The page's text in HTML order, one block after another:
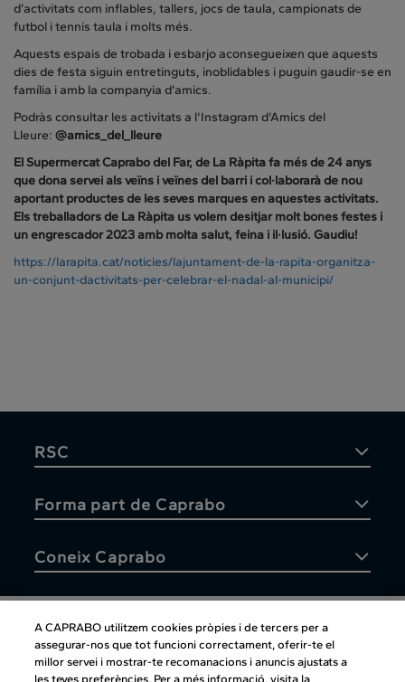
d’activitats com inflables, tallers, jocs de taula, campionats de
futbol i tennis taula i molts més.
Aquests espais de trobada i esbarjo aconsegueixen que aquests
dies de festa siguin entretinguts, inoblidables i puguin gaudir-se en
família i amb la companyia d’amics.
Podràs consultar les activitats a l'Instagram d'Amics del
Lleure: @amics_del_lleure
El Supermercat Caprabo del Far, de La Ràpita fa més de 24 anys
que dona servei als veïns i veïnes del barri i col·laborarà de nou
aportant productes de les seves marques en aquestes activitats.
Els treballadors de La Ràpita us volem desitjar molt bones festes i
un engrescador 2023 amb molta salut, feina i il·lusió. Gaudiu!
https://larapita.cat/noticies/lajuntament-de-la-rapita-organitza-
un-conjunt-dactivitats-per-celebrar-el-nadal-al-municipi/
RSC
Forma part de Caprabo
Coneix Caprabo
Atenció al client
A CAPRABO utilitzem cookies pròpies i de tercers per a
assegurar-nos que tot funcioni correctament, oferir-te el
millor servei i mostrar-te recomanacions i anuncis ajustats a
les teves preferències. Per a més informació, visita la